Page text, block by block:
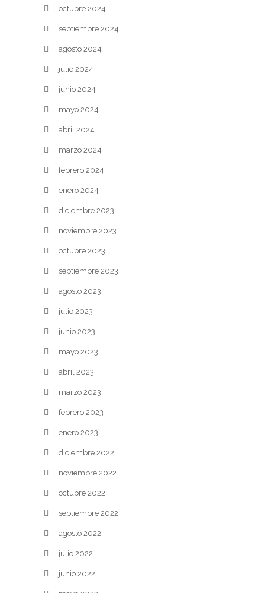
octubre 2024
septiembre 2024
agosto 2024
julio 2024
junio 2024
mayo 2024
abril 2024
marzo 2024
febrero 2024
enero 2024
diciembre 2023
noviembre 2023
octubre 2023
septiembre 2023
agosto 2023
julio 2023
junio 2023
mayo 2023
abril 2023
marzo 2023
febrero 2023
enero 2023
diciembre 2022
noviembre 2022
octubre 2022
septiembre 2022
agosto 2022
julio 2022
junio 2022